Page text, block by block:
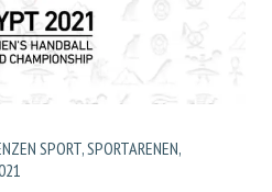
SPORT,SPORTARENEN,